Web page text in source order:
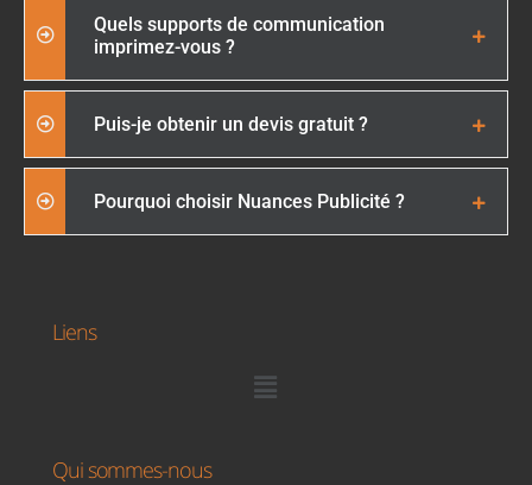
Quels supports de communication
imprimez-vous ?
Puis-je obtenir un devis gratuit ?
Pourquoi choisir Nuances Publicité ?
Liens
Qui sommes-nous